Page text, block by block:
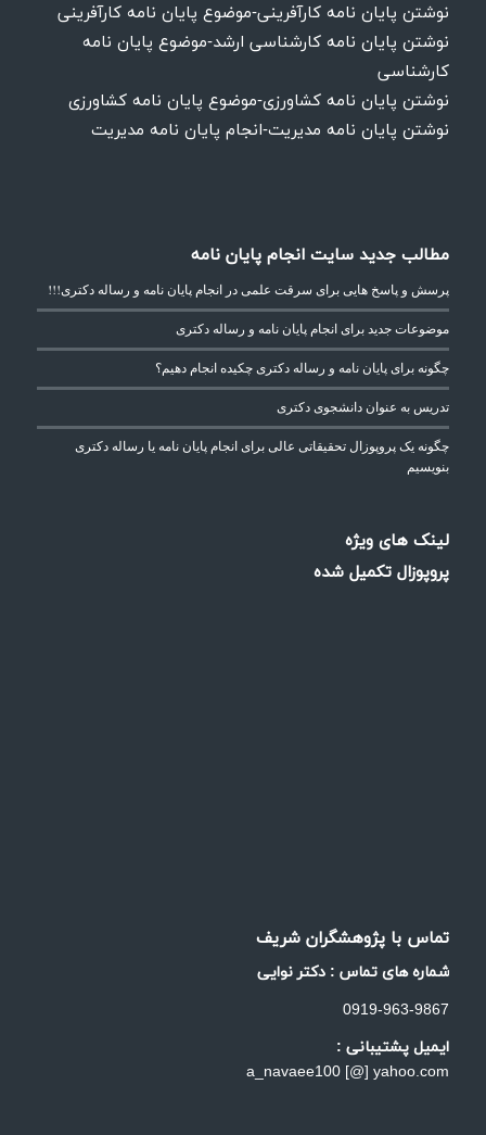
نوشتن پایان نامه کارآفرینی-موضوع پایان نامه کارآفرینی
نوشتن پایان نامه کارشناسی ارشد-موضوع پایان نامه
کارشناسی
نوشتن پایان نامه کشاورزی-موضوع پایان نامه کشاورزی
نوشتن پایان نامه مدیریت-انجام پایان نامه مدیریت
مطالب جدید سایت انجام پایان نامه
پرسش و پاسخ هایی برای سرقت علمی در انجام پایان نامه و رساله دکتری!!!
موضوعات جدید برای انجام پایان نامه و رساله دکتری
چگونه برای پایان نامه و رساله دکتری چکیده انجام دهیم؟
تدریس به عنوان دانشجوی دکتری
چگونه یک پروپوزال تحقیقاتی عالی برای انجام پایان نامه یا رساله دکتری
بنویسیم
لینک های ویژه
پروپوزال تکمیل شده
تماس با پژوهشگران شریف
شماره های تماس : دکتر نوایی
0919-963-9867
ایمیل پشتیبانی :
a_navaee100 [@] yahoo.com